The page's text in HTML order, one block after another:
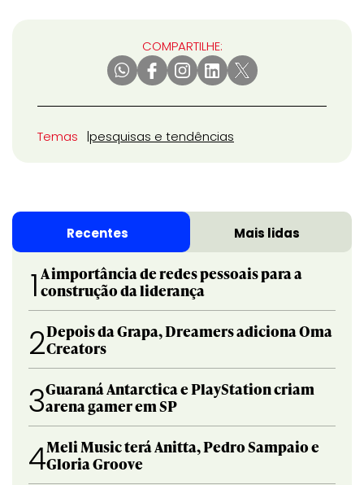
COMPARTILHE:
Temas pesquisas e tendências
Recentes Mais lidas
1 A importância de redes pessoais para a
construção da liderança
2Depois da Grapa, Dreamers adiciona Oma
Creators
3Guaraná Antarctica e PlayStation criam
arena gamer em SP
4Meli Music terá Anitta, Pedro Sampaio e
Gloria Groove